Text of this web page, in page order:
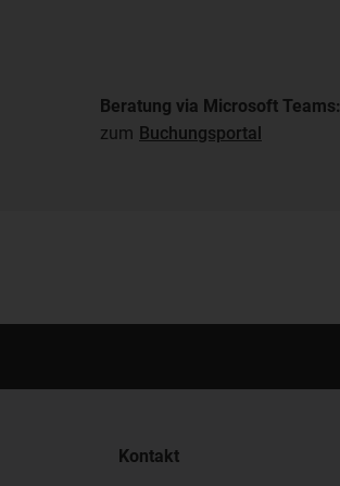
Beratung via Microsoft Teams:
zum Buchungsportal
Kontakt